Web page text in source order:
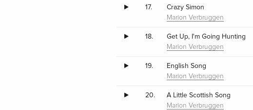
17. Crazy Simon
Marion Verbruggen
18. Get Up, I'm Going Hunting
Marion Verbruggen
19. English Song
Marion Verbruggen
20. A Little Scottish Song
Marion Verbruggen